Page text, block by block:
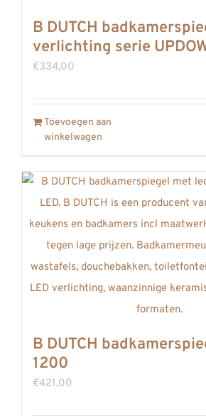
B DUTCH
verlichting serie
€334,00
Toevoegen aan
winkelwagen
B DUTCH
1200
€421,00